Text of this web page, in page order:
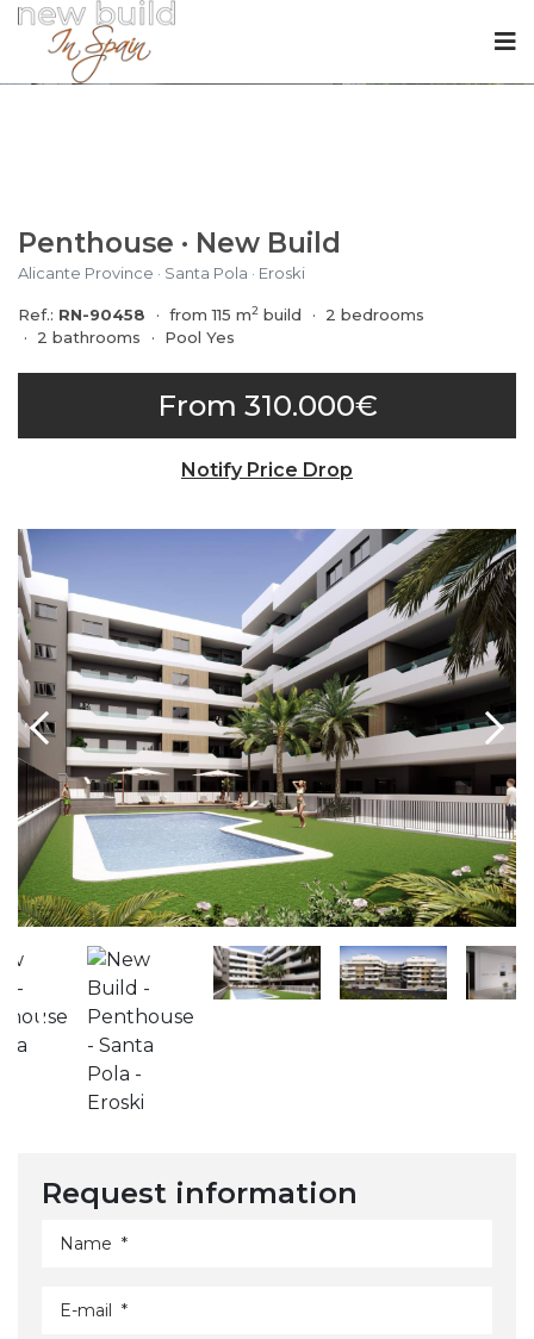
Penthouse · New Build
Alicante Province · Santa Pola · Eroski
Ref.: RN-90458 from 115 m2 build
2 bedrooms
2 bathrooms
Pool Yes
From 310.000€
Notify Price Drop
Request information